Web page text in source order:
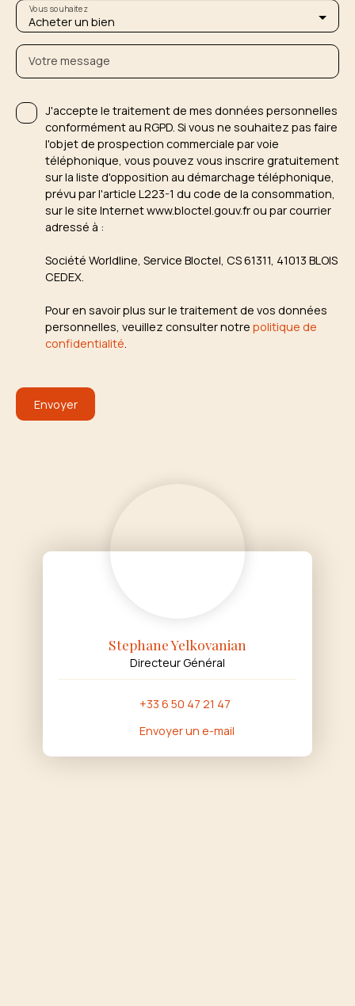
Acheter un bien
Vous souhaitez
Votre message
J'accepte le traitement de mes données personnelles
conformément au RGPD. Si vous ne souhaitez pas faire
l'objet de prospection commerciale par voie
téléphonique, vous pouvez vous inscrire gratuitement
sur la liste d'opposition au démarchage téléphonique,
prévu par l'article L223-1 du code de la consommation,
sur le site Internet www.bloctel.gouv.fr ou par courrier
adressé à :
Société Worldline, Service Bloctel, CS 61311, 41013 BLOIS
CEDEX.
Pour en savoir plus sur le traitement de vos données
personnelles, veuillez consulter notre politique de
confidentialité.
Envoyer
Stephane Yelkovanian
Directeur Général
+33 6 50 47 21 47
Envoyer un e-mail